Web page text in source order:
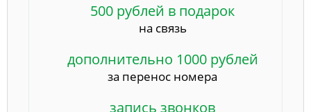
500 рублей в подарок
на связь
дополнительно 1000 рублей
за перенос номера
запись звонков